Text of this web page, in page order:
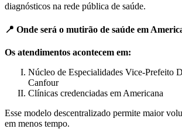
diagnósticos na rede pública de saúde.
📍 Onde será o mutirão de saúde em
Os atendimentos acontecem em:
Núcleo de Especialidades Vice-Prefeito
Canfour
Clínicas credenciadas em Americana
Esse modelo descentralizado permite maior
em menos tempo.